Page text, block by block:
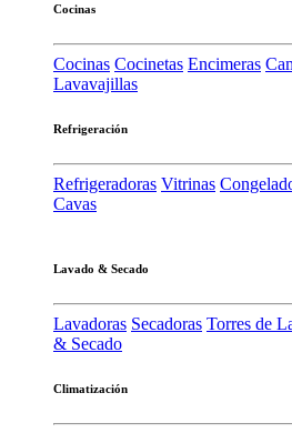
Cocinas
Cocinas Cocinetas Encimeras
Lavavajillas
Refrigeración
Refrigeradoras Vitrinas
Cavas
Lavado & Secado
Lavadoras Secadoras Torres de
& Secado
Climatización